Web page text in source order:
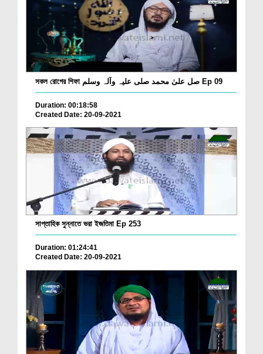
সকল রোগের শিফা صل علیٰ محمد صلی علیہ وآلہ وسلم Ep 09
Duration: 00:18:58
Created Date: 20-09-2021
সাপ্তাহিক সুন্নাতে ভরা ইজতিমা Ep 253
Duration: 01:24:41
Created Date: 20-09-2021